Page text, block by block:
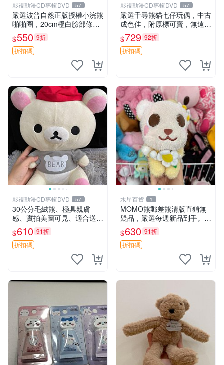
影視動漫CD專輯DVD 57
嚴選波普自然正版授權小浣熊
啪啪圈，20cm橙白臉部條紋
清晰，毛絨超萌贈品推薦。
小浣熊 波普 圈環
$550 9折
折扣碼
影視動漫CD專輯DVD 57
嚴選千尋熊貓七仔玩偶，中古
成色佳，附原標可賣，無遠方
一手送第二天即達 中古玩偶
熊貓七仔 千尋
$729 92折
折扣碼
影視動漫CD專輯DVD 57
30公分毛絨熊、極具親膚
感、實拍美圖可見、適合送禮
收藏 毛絨熊 送禮 熊抱
$610 91折
折扣碼
水星百貨 1
MOMO熊郵差熊清版直銷無
疑品，嚴選每週新品到手。紅
薯啵啵鮮果間 郵差熊 清版 紅
薯啵啵間
$630 91折
折扣碼